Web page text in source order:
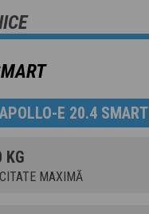
APOLLO-E 20.4 SMART
KG
MAXIMĂ